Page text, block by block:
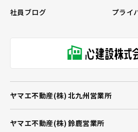
社員ブログ
プライ
ヤマエ不動産(株) 北九州営業所
ヤマエ不動産(株) 鈴鹿営業所